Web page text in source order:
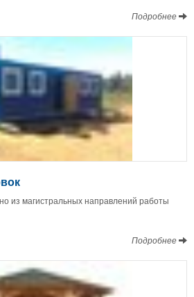
Подробнее
из магистральных направлений работы
Подробнее